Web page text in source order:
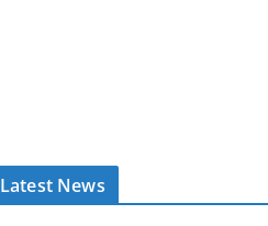
Latest News